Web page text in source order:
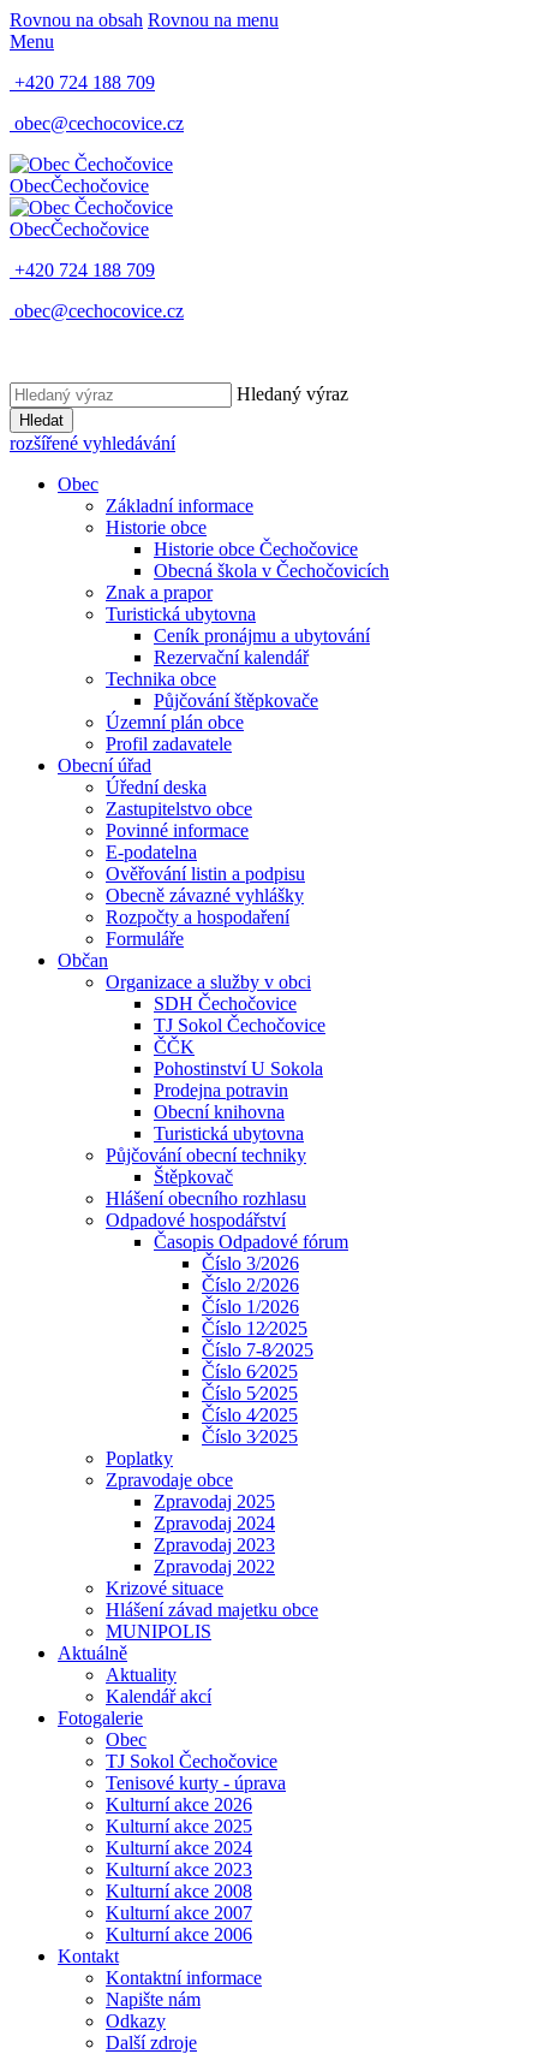
Rovnou na obsah Rovnou na menu
Menu
+420 724 188 709
obec@cechocovice.cz
ObecČechočovice
ObecČechočovice
+420 724 188 709
obec@cechocovice.cz
Hledaný výraz
Hledat
rozšířené vyhledávání
Obec
Základní informace
Historie obce
Historie obce Čechočovice
Obecná škola v Čechočovicích
Znak a prapor
Turistická ubytovna
Ceník pronájmu a ubytování
Rezervační kalendář
Technika obce
Půjčování štěpkovače
Územní plán obce
Profil zadavatele
Obecní úřad
Úřední deska
Zastupitelstvo obce
Povinné informace
E-podatelna
Ověřování listin a podpisu
Obecně závazné vyhlášky
Rozpočty a hospodaření
Formuláře
Občan
Organizace a služby v obci
SDH Čechočovice
TJ Sokol Čechočovice
ČČK
Pohostinství U Sokola
Prodejna potravin
Obecní knihovna
Turistická ubytovna
Půjčování obecní techniky
Štěpkovač
Hlášení obecního rozhlasu
Odpadové hospodářství
Časopis Odpadové fórum
Číslo 3/2026
Číslo 2/2026
Číslo 1/2026
Číslo 12⁄2025
Číslo 7-8⁄2025
Číslo 6⁄2025
Číslo 5⁄2025
Číslo 4⁄2025
Číslo 3⁄2025
Poplatky
Zpravodaje obce
Zpravodaj 2025
Zpravodaj 2024
Zpravodaj 2023
Zpravodaj 2022
Krizové situace
Hlášení závad majetku obce
MUNIPOLIS
Aktuálně
Aktuality
Kalendář akcí
Fotogalerie
Obec
TJ Sokol Čechočovice
Tenisové kurty - úprava
Kulturní akce 2026
Kulturní akce 2025
Kulturní akce 2024
Kulturní akce 2023
Kulturní akce 2008
Kulturní akce 2007
Kulturní akce 2006
Kontakt
Kontaktní informace
Napište nám
Odkazy
Další zdroje